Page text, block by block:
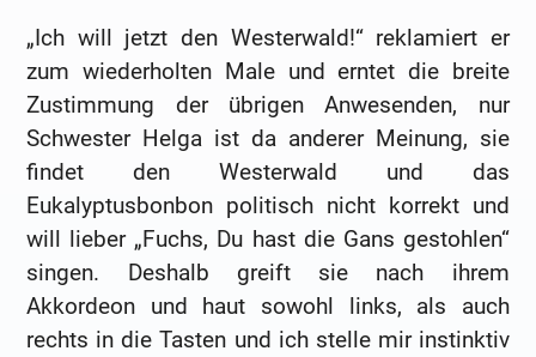
„Ich will jetzt den Westerwald!“ reklamiert er
zum wiederholten Male und erntet die breite
Zustimmung der übrigen Anwesenden, nur
Schwester Helga ist da anderer Meinung, sie
findet den Westerwald und das
Eukalyptusbonbon politisch nicht korrekt und
will lieber „Fuchs, Du hast die Gans gestohlen“
singen. Deshalb greift sie nach ihrem
Akkordeon und haut sowohl links, als auch
rechts in die Tasten und ich stelle mir instinktiv